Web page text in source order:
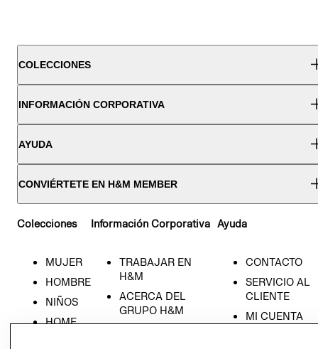
COLECCIONES
INFORMACIÓN CORPORATIVA
AYUDA
CONVIÉRTETE EN H&M MEMBER
Colecciones
MUJER
HOMBRE
NIÑOS
HOME
Información Corporativa
TRABAJAR EN
H&M
ACERCA DEL
GRUPO H&M
Ayuda
CONTACTO
SERVICIO AL
CLIENTE
MI CUENTA